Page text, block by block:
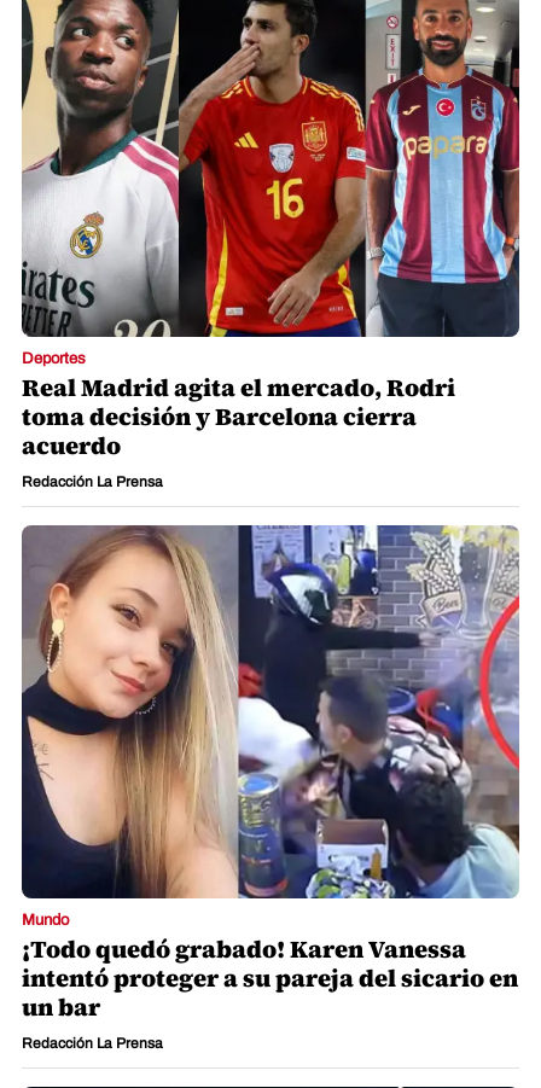
Deportes
Real Madrid agita el mercado, Rodri
toma decisión y Barcelona cierra
acuerdo
Redacción La Prensa
Mundo
¡Todo quedó grabado! Karen Vanessa
intentó proteger a su pareja del sicario en
un bar
Redacción La Prensa